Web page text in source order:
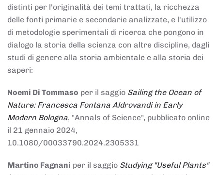
distinti per l'originalità dei temi trattati, la ricchezza
delle fonti primarie e secondarie analizzate, e l'utilizzo
di metodologie sperimentali di ricerca che pongono in
dialogo la storia della scienza con altre discipline, dagli
studi di genere alla storia ambientale e alla storia dei
saperi:
Noemi Di Tommaso per il saggio Sailing the Ocean of
Nature: Francesca Fontana Aldrovandi in Early
Modern Bologna, "Annals of Science", pubblicato online
il 21 gennaio 2024,
10.1080/00033790.2024.2305331
Martino Fagnani per il saggio Studying "Useful Plants"